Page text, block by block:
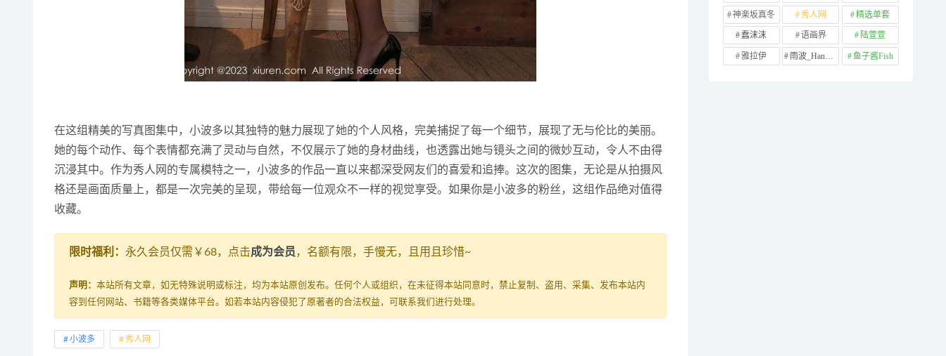
在这组精美的写真图集中，小波多以其独特的魅力展现了她的个人风格，完美捕捉了每一个细节，展现了无与伦比的美丽。
她的每个动作、每个表情都充满了灵动与自然，不仅展示了她的身材曲线，也透露出她与镜头之间的微妙互动，令人不由得
沉浸其中。作为秀人网的专属模特之一，小波多的作品一直以来都深受网友们的喜爱和追捧。这次的图集，无论是从拍摄风
格还是画面质量上，都是一次完美的呈现，带给每一位观众不一样的视觉享受。如果你是小波多的粉丝，这组作品绝对值得
收藏。
限时福利： 永久会员仅需￥68，点击成为会员，名额有限，手慢无，且用且珍惜~
声明： 本站所有文章，如无特殊说明或标注，均为本站原创发布。任何个人或组织，在未征得本站同意时，禁止复制、盗用、采集、发布本站内
容到任何网站、书籍等各类媒体平台。如若本站内容侵犯了原著者的合法权益，可联系我们进行处理。
小波多 秀人网
神楽坂真冬 秀人网 精选单套
蠢沫沫 语画界 陆萱萱
雅拉伊 雨波_HaneAme 鱼子酱Fish